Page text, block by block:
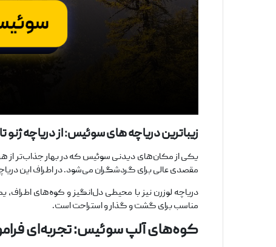
زیباترین دریاچه‌ های سوئیس: از دریاچه ژنو
یکی از مکان‌‌های دیدنی سوئیس که در بهار جذاب‌تر از
مقصدی عالی برای گردشگران می‌شود. در اطراف این
دریاچه لوزرن نیز با محیطی دل‌انگیز و کوه‌های
مناسب برای گشت و گذار و استراحت است.
کوه‌های آلپ سوئیس: تجربه‌ای